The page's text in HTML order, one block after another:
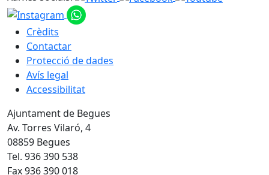
Crèdits
Contactar
Protecció de dades
Avís legal
Accessibilitat
Ajuntament de Begues
Av. Torres Vilaró, 4
08859 Begues
Tel. 936 390 538
Fax 936 390 018